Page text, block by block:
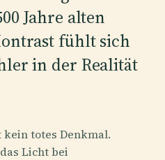
Jahre alten
fühlt sich
in der Realität
kein totes Denkmal.
Licht bei